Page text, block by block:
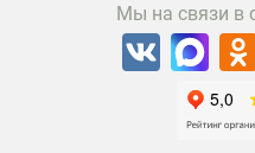
Мы на связи в